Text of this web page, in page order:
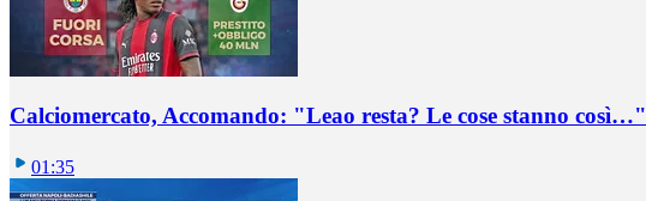
Calciomercato, Accomando: "Leao resta? Le cose stanno così…"
01:35